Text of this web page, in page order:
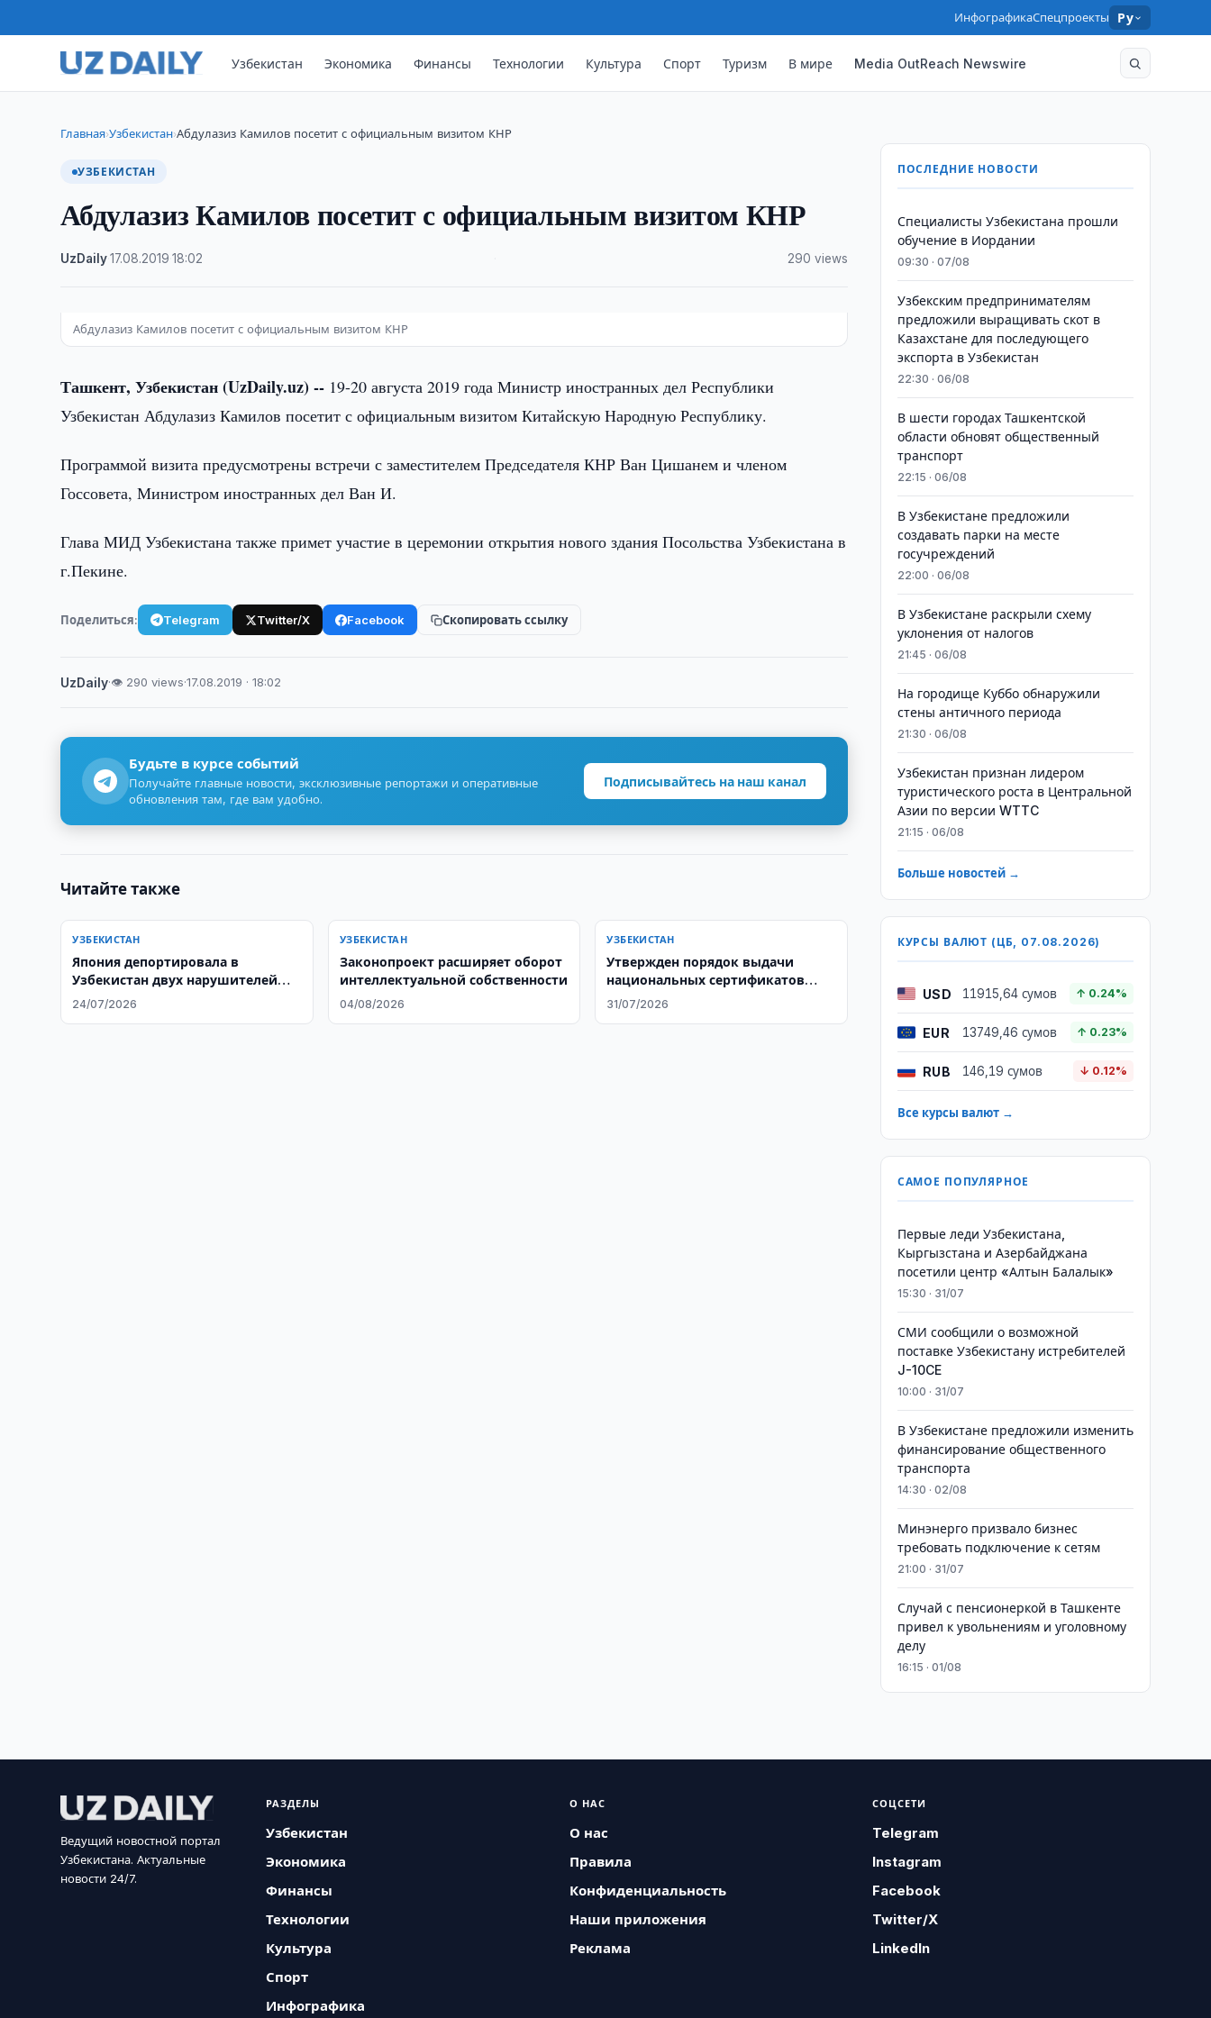
ИнфографикаСпецпроекты Ру
Узбекистан Экономика Финансы Технологии Культура Спорт Туризм В мире Media OutReach Newswire
Главная›Узбекистан›Абдулазиз Камилов посетит с официальным визитом КНР
УЗБЕКИСТАН
Абдулазиз Камилов посетит с официальным визитом КНР
UzDaily·17.08.2019 ·18:02 290 views
Абдулазиз Камилов посетит с официальным визитом КНР
Ташкент, Узбекистан (UzDaily.uz) -- 19-20 августа 2019 года Министр иностранных дел Республики
Узбекистан Абдулазиз Камилов посетит с официальным визитом Китайскую Народную Республику.
Программой визита предусмотрены встречи с заместителем Председателя КНР Ван Цишанем и членом
Госсовета, Министром иностранных дел Ван И.
Глава МИД Узбекистана также примет участие в церемонии открытия нового здания Посольства Узбекистана в
г.Пекине.
Поделиться: Telegram Twitter/X Facebook Скопировать ссылку
UzDaily·👁 290 views·17.08.2019 · 18:02
Будьте в курсе событий
Получайте главные новости, эксклюзивные репортажи и оперативные
обновления там, где вам удобно.
Подписывайтесь на наш канал
Читайте также
УЗБЕКИСТАН
Япония депортировала в
Узбекистан двух нарушителей
визового режима
24/07/2026
УЗБЕКИСТАН
Законопроект расширяет оборот
интеллектуальной собственности
04/08/2026
УЗБЕКИСТАН
Утвержден порядок выдачи
национальных сертификатов
учителям
31/07/2026
ПОСЛЕДНИЕ НОВОСТИ
Специалисты Узбекистана прошли
обучение в Иордании
09:30 · 07/08
Узбекским предпринимателям
предложили выращивать скот в
Казахстане для последующего
экспорта в Узбекистан
22:30 · 06/08
В шести городах Ташкентской
области обновят общественный
транспорт
22:15 · 06/08
В Узбекистане предложили
создавать парки на месте
госучреждений
22:00 · 06/08
В Узбекистане раскрыли схему
уклонения от налогов
21:45 · 06/08
На городище Куббо обнаружили
стены античного периода
21:30 · 06/08
Узбекистан признан лидером
туристического роста в Центральной
Азии по версии WTTC
21:15 · 06/08
Больше новостей →
КУРСЫ ВАЛЮТ (ЦБ, 07.08.2026)
USD 11915,64 сумов ↑ 0.24%
EUR 13749,46 сумов ↑ 0.23%
RUB 146,19 сумов ↓ 0.12%
Все курсы валют →
САМОЕ ПОПУЛЯРНОЕ
Первые леди Узбекистана,
Кыргызстана и Азербайджана
посетили центр «Алтын Балалык»
15:30 · 31/07
СМИ сообщили о возможной
поставке Узбекистану истребителей
J-10CE
10:00 · 31/07
В Узбекистане предложили изменить
финансирование общественного
транспорта
14:30 · 02/08
Минэнерго призвало бизнес
требовать подключение к сетям
21:00 · 31/07
Случай с пенсионеркой в Ташкенте
привел к увольнениям и уголовному
делу
16:15 · 01/08
Ведущий новостной портал
Узбекистана. Актуальные
новости 24/7.
РАЗДЕЛЫ
Узбекистан
Экономика
Финансы
Технологии
Культура
Спорт
Инфографика
О НАС
О нас
Правила
Конфиденциальность
Наши приложения
Реклама
СОЦСЕТИ
Telegram
Instagram
Facebook
Twitter/X
LinkedIn